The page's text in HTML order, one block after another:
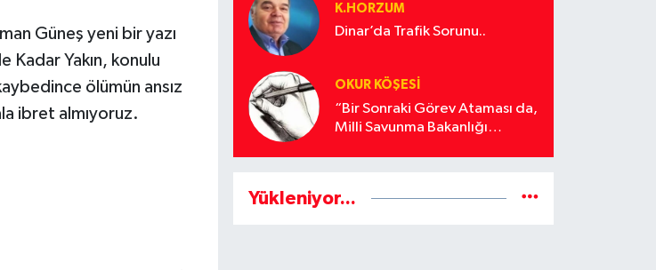
Güneş yeni bir yazı
Kadar Yakın, konulu
ölümün ansız
ibret almıyoruz.
K.HORZUM
Dinar’da Trafik Sorunu..
OKUR KÖŞESİ
“Bir Sonraki Görev Ataması da,
Milli Savunma Bakanlığı
Yükleniyor...